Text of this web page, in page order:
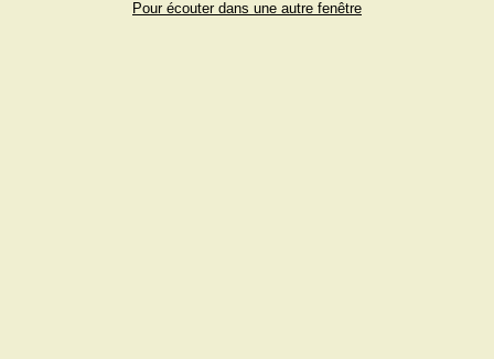
Pour écouter dans une autre fenêtre